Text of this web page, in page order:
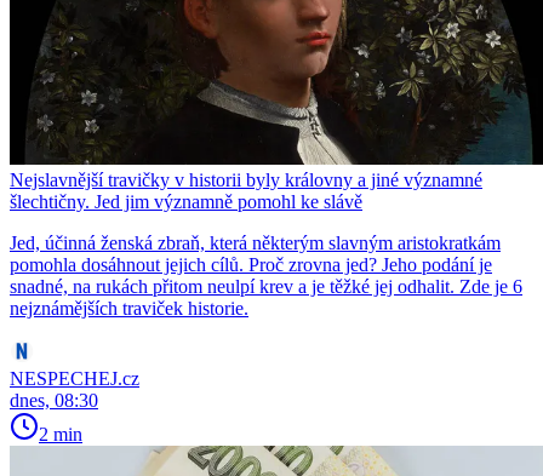
Nejslavnější travičky v historii byly královny a jiné významné
šlechtičny. Jed jim významně pomohl ke slávě
Jed, účinná ženská zbraň, která některým slavným aristokratkám
pomohla dosáhnout jejich cílů. Proč zrovna jed? Jeho podání je
snadné, na rukách přitom neulpí krev a je těžké jej odhalit. Zde je 6
nejznámějších traviček historie.
NESPECHEJ.cz
dnes, 08:30
2 min